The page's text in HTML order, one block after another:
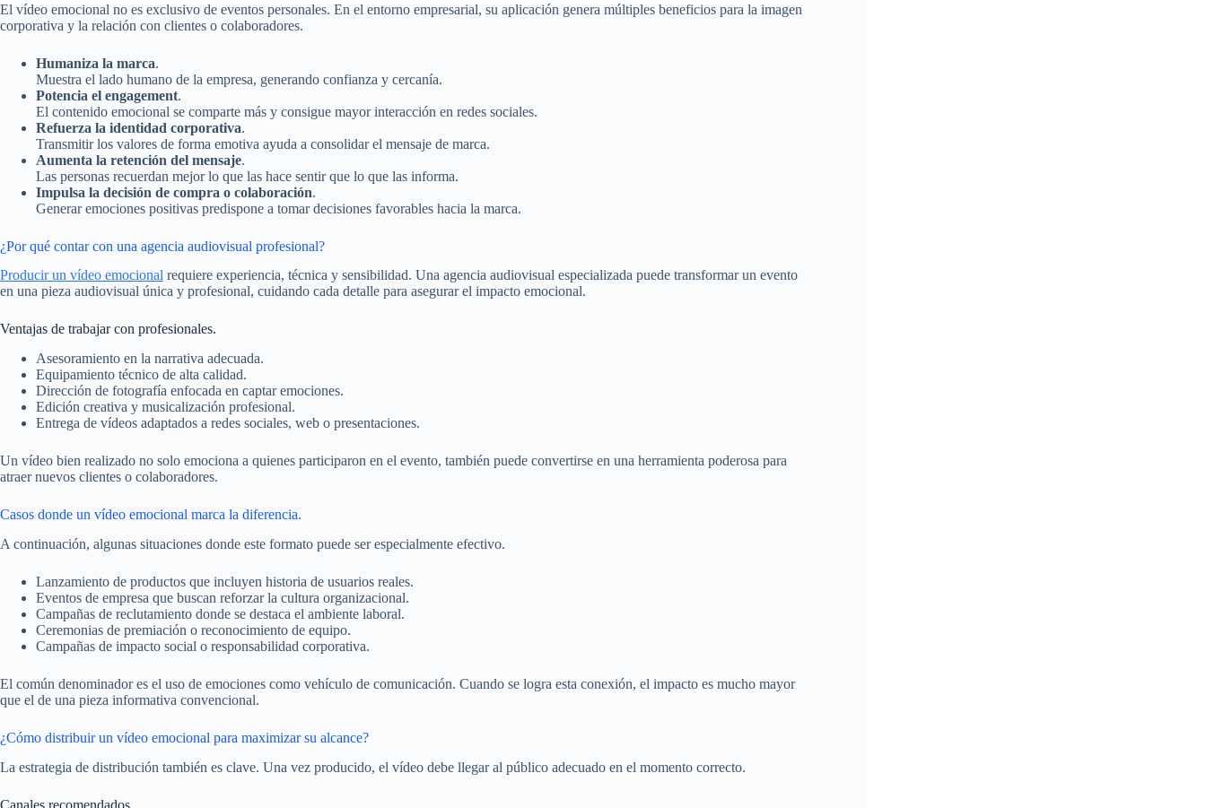
El vídeo emocional no es exclusivo de eventos personales. En el entorno empresarial, su aplicación genera múltiples beneficios para la imagen
corporativa y la relación con clientes o colaboradores.
Humaniza la marca.
Muestra el lado humano de la empresa, generando confianza y cercanía.
Potencia el engagement.
El contenido emocional se comparte más y consigue mayor interacción en redes sociales.
Refuerza la identidad corporativa.
Transmitir los valores de forma emotiva ayuda a consolidar el mensaje de marca.
Aumenta la retención del mensaje.
Las personas recuerdan mejor lo que las hace sentir que lo que las informa.
Impulsa la decisión de compra o colaboración.
Generar emociones positivas predispone a tomar decisiones favorables hacia la marca.
¿Por qué contar con una agencia audiovisual profesional?
Producir un vídeo emocional requiere experiencia, técnica y sensibilidad. Una agencia audiovisual especializada puede transformar un evento
en una pieza audiovisual única y profesional, cuidando cada detalle para asegurar el impacto emocional.
Ventajas de trabajar con profesionales.
Asesoramiento en la narrativa adecuada.
Equipamiento técnico de alta calidad.
Dirección de fotografía enfocada en captar emociones.
Edición creativa y musicalización profesional.
Entrega de vídeos adaptados a redes sociales, web o presentaciones.
Un vídeo bien realizado no solo emociona a quienes participaron en el evento, también puede convertirse en una herramienta poderosa para
atraer nuevos clientes o colaboradores.
Casos donde un vídeo emocional marca la diferencia.
A continuación, algunas situaciones donde este formato puede ser especialmente efectivo.
Lanzamiento de productos que incluyen historia de usuarios reales.
Eventos de empresa que buscan reforzar la cultura organizacional.
Campañas de reclutamiento donde se destaca el ambiente laboral.
Ceremonias de premiación o reconocimiento de equipo.
Campañas de impacto social o responsabilidad corporativa.
El común denominador es el uso de emociones como vehículo de comunicación. Cuando se logra esta conexión, el impacto es mucho mayor
que el de una pieza informativa convencional.
¿Cómo distribuir un vídeo emocional para maximizar su alcance?
La estrategia de distribución también es clave. Una vez producido, el vídeo debe llegar al público adecuado en el momento correcto.
Canales recomendados.